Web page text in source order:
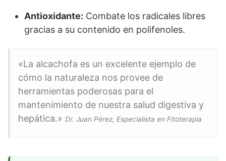
Antioxidante: Combate los radicales libres
gracias a su contenido en polifenoles.
«La alcachofa es un excelente ejemplo de
cómo la naturaleza nos provee de
herramientas poderosas para el
mantenimiento de nuestra salud digestiva y
hepática.» Dr. Juan Pérez, Especialista en Fitoterapia